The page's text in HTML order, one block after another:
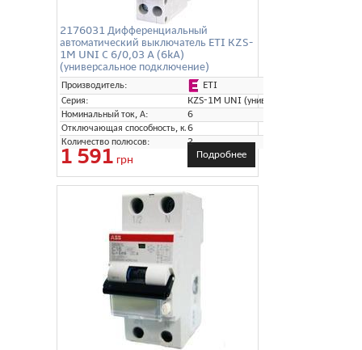
2176031 Дифференциальный
автоматический выключатель ETI KZS-
1M UNI C 6/0,03 A (6kA)
(универсальное подключение)
Производитель:
ETI
Серия:
KZS-1M UNI (универсальное
Номинальный ток, А:
6
Отключающая способность, кА:
6
Количество полюсов:
2
1 591 грн Подробнее